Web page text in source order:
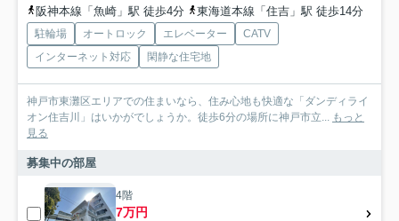
阪神本線「魚崎」駅 徒歩4分
東海道本線「住吉」駅 徒歩14分
駐輪場 オートロック エレベーター
CATV
インターネット対応
閑静な住宅地
神戸市東灘区エリアでの住まいなら、住み心地も快適な「ダンディライ
オン住吉川」はいかがでしょうか。徒歩6分の場所に神戸市立... もっと
見る
募集中の部屋
4階
7万円